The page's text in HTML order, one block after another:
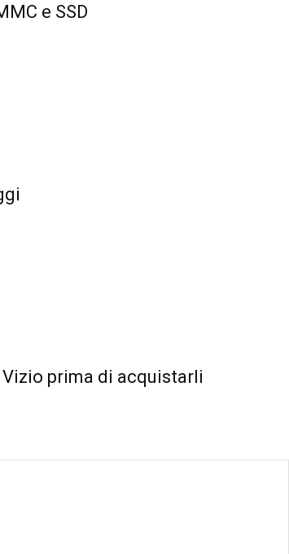
e SSD
prima di acquistarli